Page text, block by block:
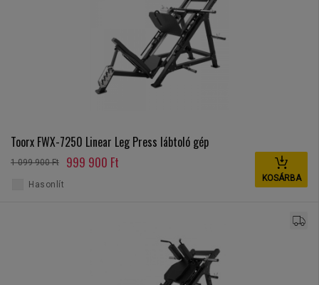
Toorx FWX-7250 Linear Leg Press lábtoló gép
1 099 900 Ft 999 900 Ft
KOSÁRBA
Hasonlít